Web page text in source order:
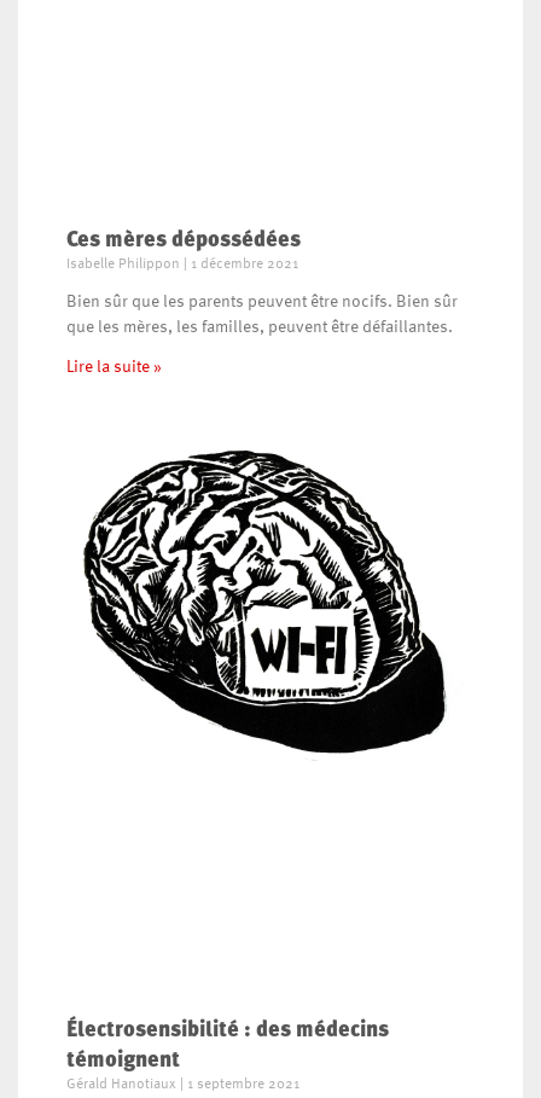
Ces mères dépossédées
Isabelle Philippon 1 décembre 2021
Bien sûr que les parents peuvent être nocifs. Bien sûr
que les mères, les familles, peuvent être défaillantes.
Lire la suite »
Électrosensibilité : des médecins
témoignent
Gérald Hanotiaux 1 septembre 2021